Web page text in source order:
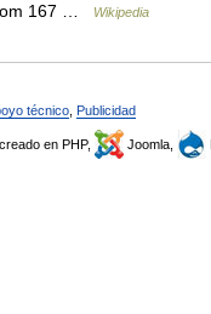
167 …
Wikipedia
técnico Publicidad
, creado en PHP, Joomla,